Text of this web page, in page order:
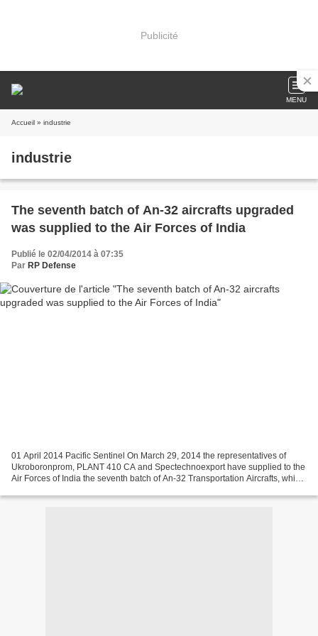
Publicité
MENU
Accueil » industrie
industrie
The seventh batch of An-32 aircrafts upgraded
was supplied to the Air Forces of India
Publié le 02/04/2014 à 07:35
Par RP Defense
01 April 2014 Pacific Sentinel On March 29, 2014 the representatives of
Ukroboronprom, PLANT 410 CA and Spectechnoexport have supplied to the
Air Forces of India the seventh batch of An-32 Transportation Aircrafts, which